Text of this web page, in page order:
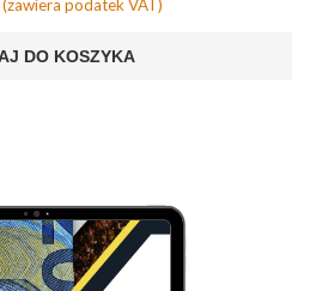
(zawiera podatek VAT)
DO KOSZYKA